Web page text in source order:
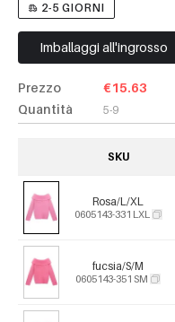
2-5 GIORNI
Imballaggi all'ingrosso
Prezzo
Quantità
€15.63
5-9
SKU
Rosa/L/XL
0605143-331 LXL
fucsia/S/M
0605143-351 SM